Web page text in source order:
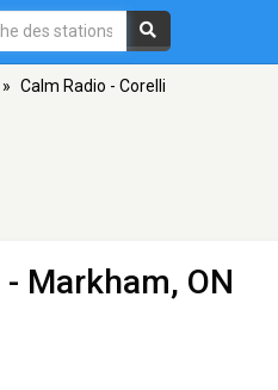
» Calm Radio - Corelli
- Markham, ON